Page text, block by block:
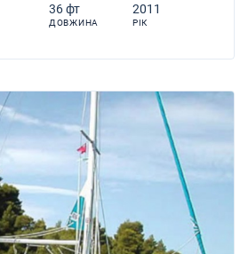
36 фт
ДОВЖИНА
2011
РІК